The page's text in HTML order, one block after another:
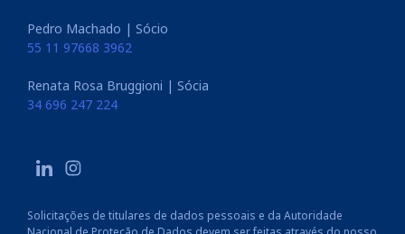
Pedro Machado | Sócio
55 11 97668 3962
Renata Rosa Bruggioni | Sócia
34 696 247 224
Solicitações de titulares de dados pessoais e da Autoridade